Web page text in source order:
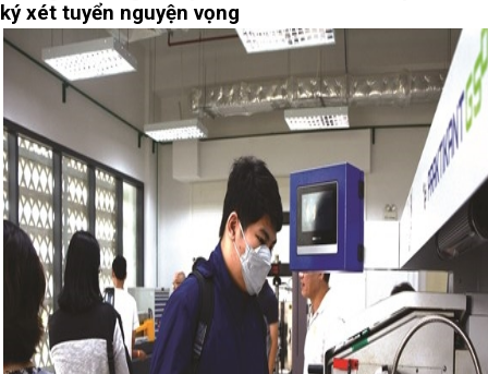
ký xét tuyển nguyện vọng